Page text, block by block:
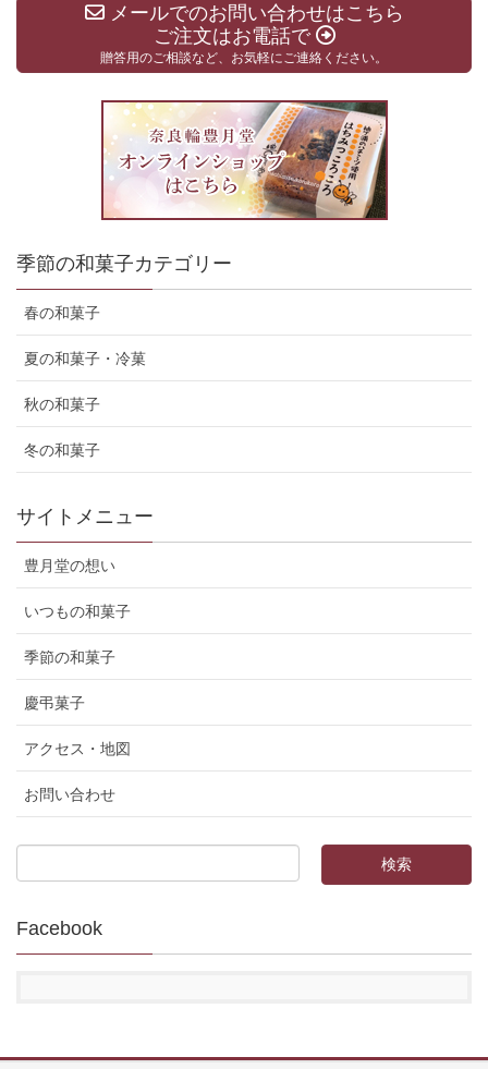
メールでのお問い合わせはこちら
ご注文はお電話で
贈答用のご相談など、お気軽にご連絡ください。
季節の和菓子カテゴリー
春の和菓子
夏の和菓子・冷菓
秋の和菓子
冬の和菓子
サイトメニュー
豊月堂の想い
いつもの和菓子
季節の和菓子
慶弔菓子
アクセス・地図
お問い合わせ
Facebook